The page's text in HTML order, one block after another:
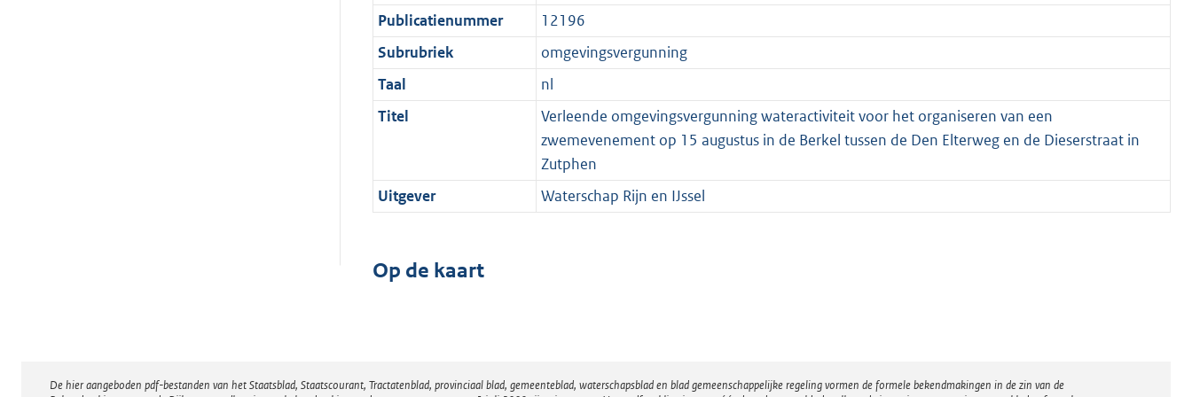
Publicatienummer
12196
Subrubriek
omgevingsvergunning
Taal
nl
Titel
Verleende omgevingsvergunning wateractiviteit voor het organiseren van een
zwemevenement op 15 augustus in de Berkel tussen de Den Elterweg en de Dieserstraat in
Zutphen
Uitgever
Waterschap Rijn en IJssel
Op de kaart
De hier aangeboden pdf-bestanden van het Staatsblad, Staatscourant, Tractatenblad, provinciaal blad, gemeenteblad, waterschapsblad en blad gemeenschappelijke regeling vormen de formele bekendmakingen in de zin van de